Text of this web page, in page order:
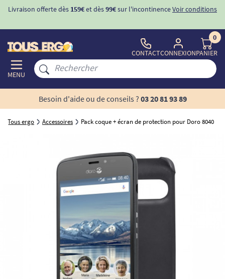
Livraison offerte dès 159€et dès99€sur l'incontinenceVoir conditions
MENU
CONTACTCONNEXION
0
PANIER
Besoin d'aide ou de conseils ? 03 20 81 93 89
Tous ergo Accessoires Pack coque + écran de protection pour Doro 8040